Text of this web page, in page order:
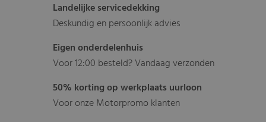
Landelijke servicedekking
Deskundig en persoonlijk advies
Eigen onderdelenhuis
Voor 12:00 besteld? Vandaag verzonden
50% korting op werkplaats uurloon
Voor onze Motorpromo klanten